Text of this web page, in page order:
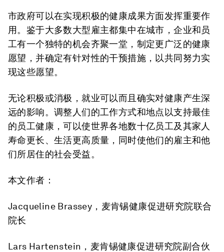
市政府可以在实现积极的健康成果方面发挥重要作
用。鉴于大多数大型雇主都集中在城市，企业和员
工有一个独特的机会齐聚一堂，制定更广泛的健康
愿望，并确定有针对性的干预措施，以共同努力实
现这些愿望。
无论积极或消极，就业可以而且确实对健康产生深
远的影响。调整人们的工作方式和地点以支持最佳
的员工健康，可以使世界各地数十亿员工及其家人
寿命更长、生活更高质量，同时使他们的雇主和他
们所居住的社会受益。
本文作者：
Jacqueline Brassey，麦肯锡健康促进研究院联合
院长
Lars Hartenstein，麦肯锡健康促进研究院副合伙